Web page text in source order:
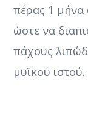
πέρας 1 μήνα
ώστε να
πάχους
μυϊκού ιστού.